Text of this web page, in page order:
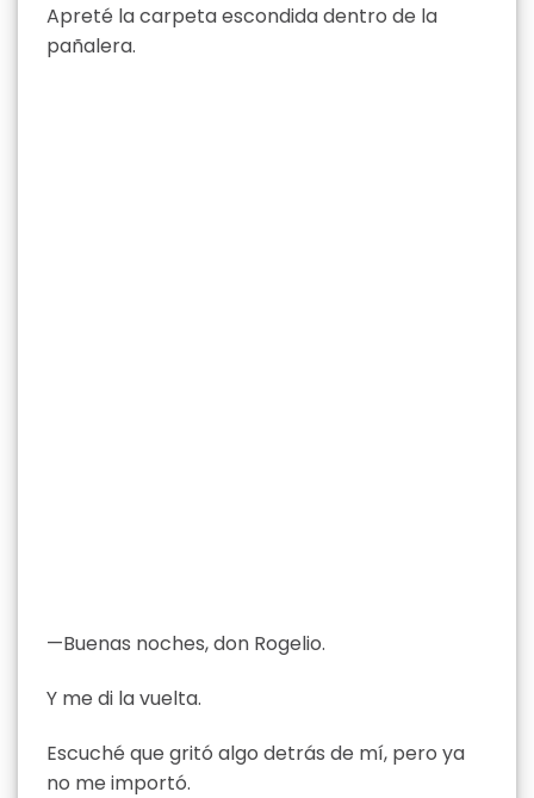
Apreté la carpeta escondida dentro de la
pañalera.
—Buenas noches, don Rogelio.
Y me di la vuelta.
Escuché que gritó algo detrás de mí, pero ya
no me importó.